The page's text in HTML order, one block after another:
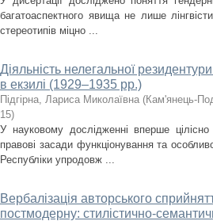
багатоаспектного явища не лише
стереотипів міцно ...
Діяльність нелегальної
в екзилі (1929–1935 рр.)
Підгірна, Лариса Миколаївна (Кам'янець-
15)
У науковому дослідженні вперше
правові засади функціонування та
Республіки упродовж ...
Вербалізація авторського
постмодерну: стилістично-